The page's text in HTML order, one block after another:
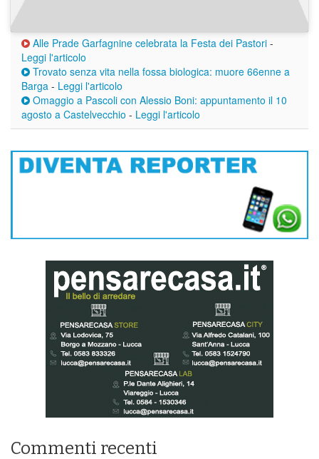
Alle Prade Garfagnine celebrata la Festa dei Pastori -
Leggi l'articolo
Trovato senza vita nella fossa biologica: muore 66enne a
Barga - Leggi l'articolo
Omaggio a Pascoli con Alessio Boni: appuntamento il 10
agosto a Castelvecchio - Leggi l'articolo
Commenti recenti